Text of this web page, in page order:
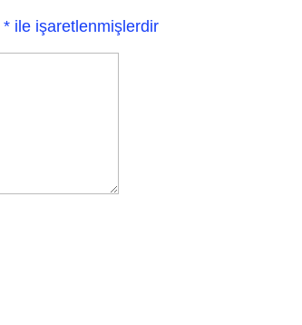
* ile işaretlenmişlerdir